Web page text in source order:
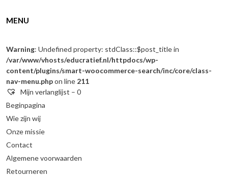
MENU
Warning: Undefined property: stdClass::$post_title in
/var/www/vhosts/educratief.nl/httpdocs/wp-
content/plugins/smart-woocommerce-search/inc/core/class-
nav-menu.phpon line 211
Mijn verlanglijst – 0
Beginpagina
Wie zijn wij
Onze missie
Contact
Algemene voorwaarden
Retourneren